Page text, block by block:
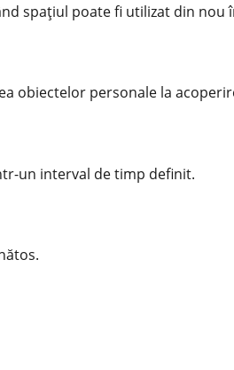
spațiul poate fi utilizat din nou
obiectelor personale la
un interval de timp definit.